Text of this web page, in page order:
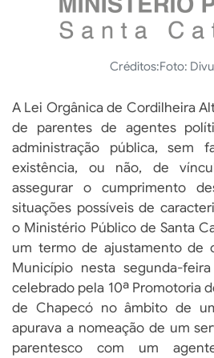
Créditos:Foto:
A Lei Orgânica de Cordilheira
de parentes de agentes
administração pública, sem
existência, ou não, de
assegurar o cumprimento
situações possíveis de
o Ministério Público de Santa
um termo de ajustamento de
Município nesta segunda-
celebrado pela 10ª Promotoria
de Chapecó no âmbito de
apurava a nomeação de um
parentesco com um